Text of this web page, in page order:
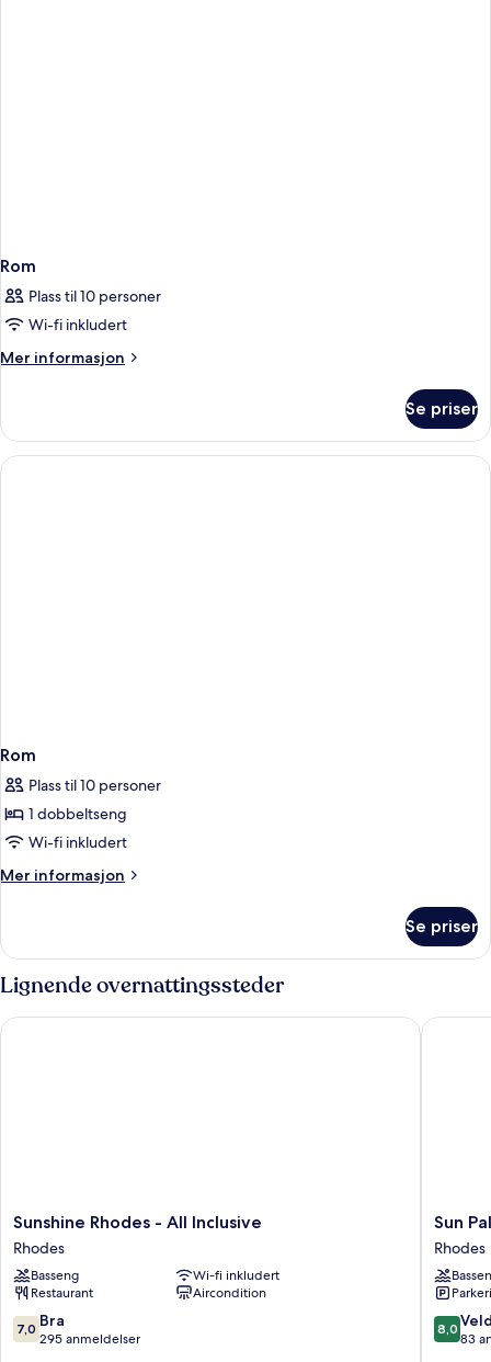
Rom
Plass til 10 personer
Wi-fi inkludert
Mer informasjon
Mer
Se priser
Rom
Plass til 10 personer
1 dobbeltseng
Wi-fi inkludert
Mer informasjon
Mer
Se priser
Lignende overnattingssteder
Sunshine
Rhodes
-
All
Inclusive
Rhodes
Sunshine Rhodes - All Inclusive
Rhodes
Basseng
Wi-fi inkludert
Restaurant
Aircondition
7.0
av
7,0 Bra
295 anmeldelser
Sunshine Rhodes - All Inclusive
Sun
Palace
Hotel
-
All
inclusive
Rhodes
Sun
Rhodes
8.0
av
8,0
83
Sun